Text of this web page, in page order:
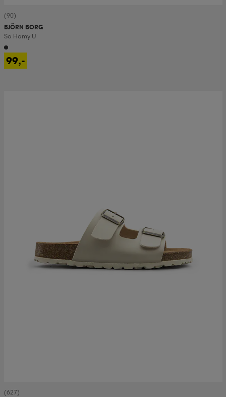
(90)
BJÖRN BORG
So Homy U
99,-
(627)